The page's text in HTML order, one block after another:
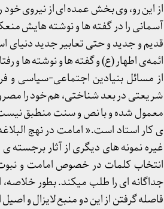
از این رو، وی بخش عمده ای از نیروی
آسمانی را در گفته ها و نوشته هایش
قدیم و جدید و حتی تعابیر جدید دنیای
ا‌ئمه‌ی اطهار (ع) و گفته ها و نوشته ها و
از مسائل بنیادین اجتماعی-سیاسی و
شریعتی در بعد شناختی، هم خود را
معمول شده و با نص و سنت منطبق نیست
ی کار استاد است.« امامت در نهج
غیره نمونه های دیگری از آثار برجسته
انتخاب کلمات در خصوص امامت و نبوت
جداگانه ای را طلب میکند. بطور
فاصله گرفتن از این دو منبع لایزال و